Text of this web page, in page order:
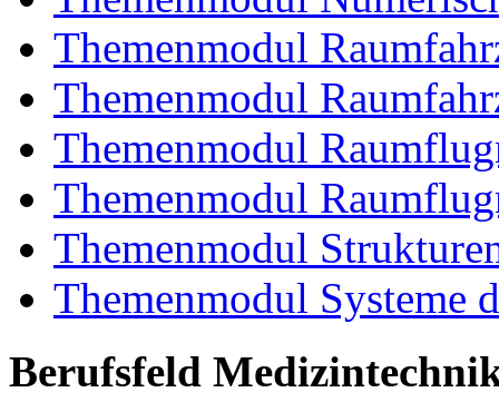
Themenmodul
Themenmodul
Themenmodul
Themenmodul
Themenmodul
Themenmodul Systeme
Berufsfeld